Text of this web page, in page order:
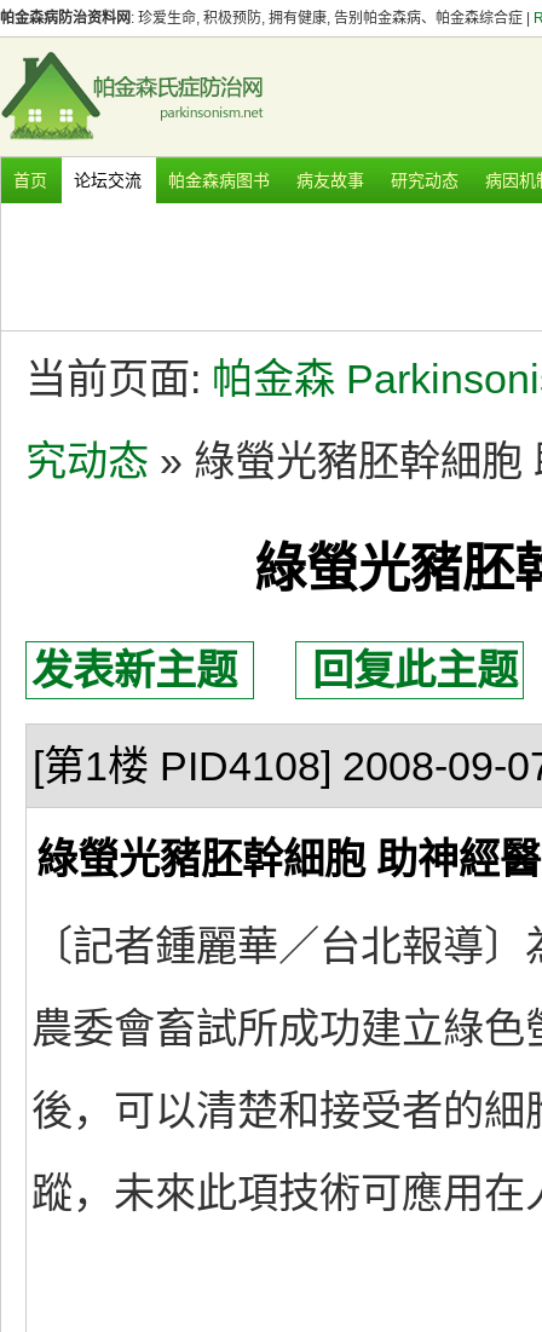
帕金森病防治资料网 : 珍爱生命, 积极预防, 拥有健康, 告别帕金森病、帕金森综合症 |
首页 论坛交流 帕金森病图书 病友故事 研究动态 病因机
当前页面: 帕金森
究动态 » 綠螢光豬胚幹細胞
綠螢光豬胚
发表新主题 回复此主题
[第1楼 PID4108] 2008-09-
綠螢光豬胚幹細胞 助神經
〔記者鍾麗華／台北報導
農委會畜試所成功建立綠
後，可以清楚和接受者的
蹤，未來此項技術可應用